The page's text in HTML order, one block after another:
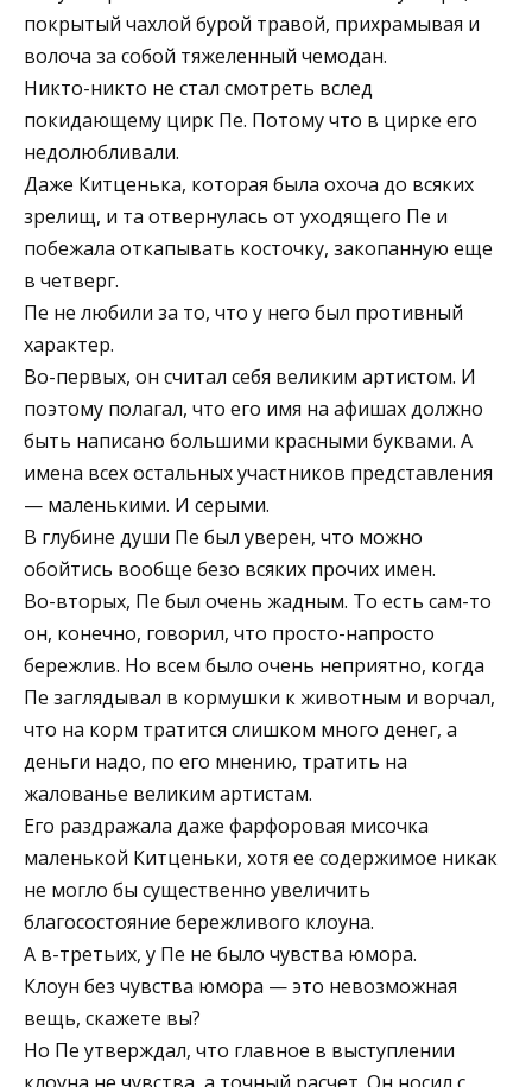
покрытый чахлой бурой травой, прихрамывая и
волоча за собой тяжеленный чемодан.
Никто-никто не стал смотреть вслед
покидающему цирк Пе. Потому что в цирке его
недолюбливали.
Даже Китценька, которая была охоча до всяких
зрелищ, и та отвернулась от уходящего Пе и
побежала откапывать косточку, закопанную еще
в четверг.
Пе не любили за то, что у него был противный
характер.
Во-первых, он считал себя великим артистом. И
поэтому полагал, что его имя на афишах должно
быть написано большими красными буквами. А
имена всех остальных участников представления
— маленькими. И серыми.
В глубине души Пе был уверен, что можно
обойтись вообще безо всяких прочих имен.
Во-вторых, Пе был очень жадным. То есть сам-то
он, конечно, говорил, что просто-напросто
бережлив. Но всем было очень неприятно, когда
Пе заглядывал в кормушки к животным и ворчал,
что на корм тратится слишком много денег, а
деньги надо, по его мнению, тратить на
жалованье великим артистам.
Его раздражала даже фарфоровая мисочка
маленькой Китценьки, хотя ее содержимое никак
не могло бы существенно увеличить
благосостояние бережливого клоуна.
А в-третьих, у Пе не было чувства юмора.
Клоун без чувства юмора — это невозможная
вещь, скажете вы?
Но Пе утверждал, что главное в выступлении